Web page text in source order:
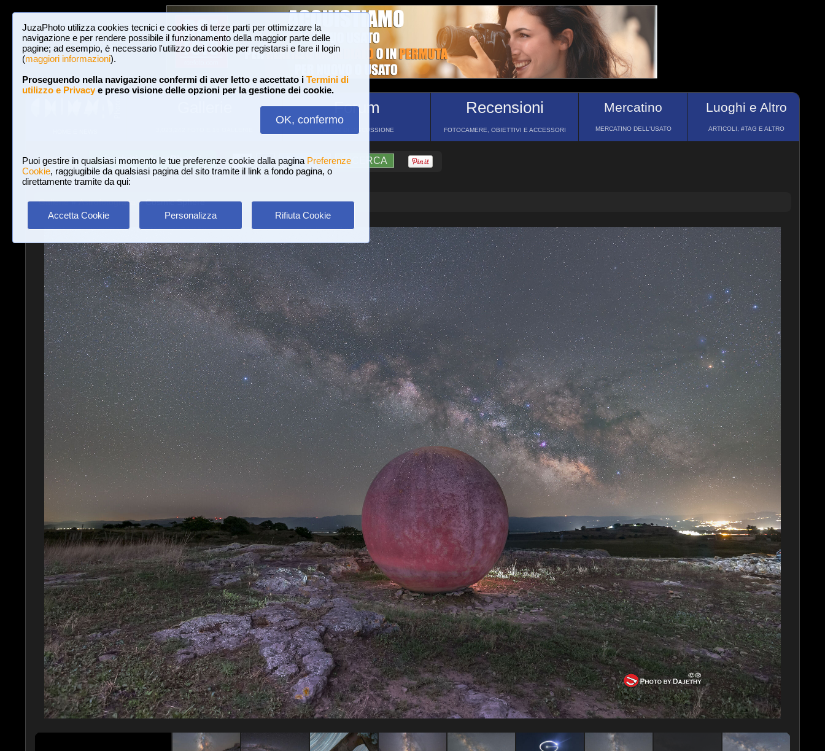
JuzaPhoto utilizza cookies tecnici e cookies di terze parti per ottimizzare la
navigazione e per rendere possibile il funzionamento della maggior parte delle
pagine; ad esempio, è necessario l'utilizzo dei cookie per registarsi e fare il login
(maggiori informazioni).
Proseguendo nella navigazione confermi di aver letto e accettato i Termini di
utilizzo e Privacye preso visione delle opzioni per la gestione dei cookie.
OK, confermo
Puoi gestire in qualsiasi momento le tue preferenze cookie dalla pagina Preferenze
Cookie, raggiugibile da qualsiasi pagina del sito tramite il link a fondo pagina, o
direttamente tramite da qui:
Accetta Cookie Personalizza Rifiuta Cookie
Forum
FORUM DI DISCUSSIONE
Recensioni
FOTOCAMERE, OBIETTIVI E ACCESSORI
Mercatino
MERCATINO DELL'USATO
Luoghi e Altro
ARTICOLI, #TAG E ALTRO
Login Iscriviti a JuzaPhoto! A A ?AIUTO RICERCA
Gallerie»Astrofotografia » Cosmic Sphere